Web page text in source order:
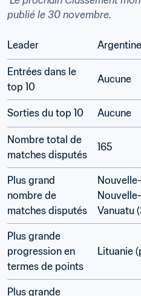
publié le 30 novembre.
Leader
Entrées dans le
top 10
Aucune
Sorties du top 10 Aucune
Nombre total de
matches disputés
165
Plus grand
nombre de
matches disputés
Vanuatu
Plus grande
progression en
termes de points
Lituanie
Plus grande